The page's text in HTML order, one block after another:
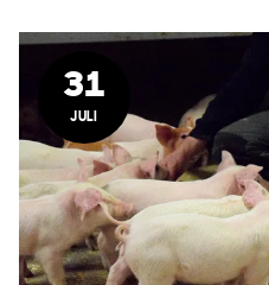
31
JULI